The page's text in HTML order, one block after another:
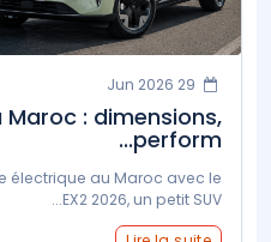
Maroc : dimensions,
perform...
électrique au Maroc avec le
EX2 2026, un petit SUV...